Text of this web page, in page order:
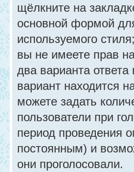
щёлкните на
основной формой
используемого
вы не имеете прав
два варианта
вариант находится
можете задать
пользователи при
период проведения
постоянным) и
они проголосовали.